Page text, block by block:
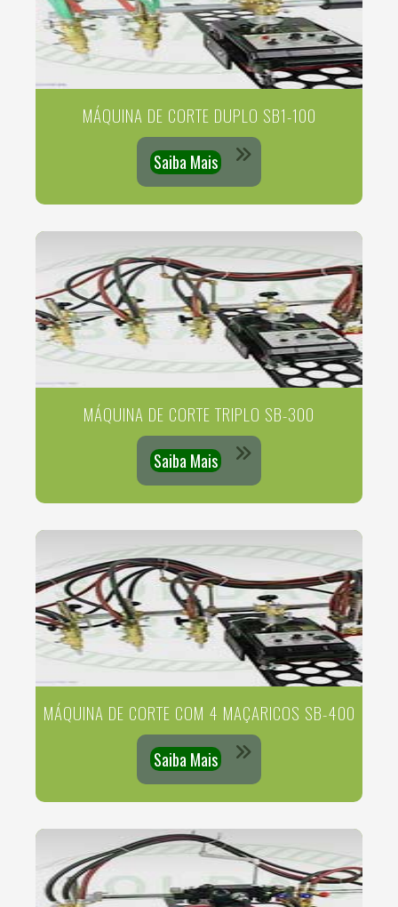
MÁQUINA DE CORTE DUPLO SB1-100
Saiba Mais
MÁQUINA DE CORTE TRIPLO SB-300
Saiba Mais
MÁQUINA DE CORTE COM 4 MAÇARICOS SB-400
Saiba Mais